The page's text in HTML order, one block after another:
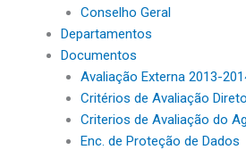
Conselho Geral
Departamentos
Documentos
Avaliação Externa 2013-
Critérios de Avaliação
Criterios de Avaliação do
Enc. de Proteção de Dados